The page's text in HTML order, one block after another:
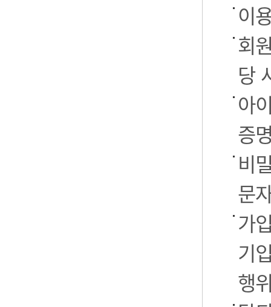
이
회
당
아
증
비
문
가
기
행